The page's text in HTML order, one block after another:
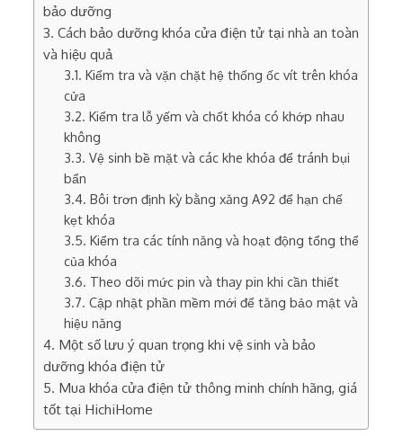
bảo dưỡng
Cách bảo dưỡng khóa cửa điện tử tại nhà an toàn
và hiệu quả
Kiểm tra và vặn chặt hệ thống ốc vít trên khóa
cửa
Kiểm tra lỗ yếm và chốt khóa có khớp nhau
không
Vệ sinh bề mặt và các khe khóa để tránh bụi
bẩn
Bôi trơn định kỳ bằng xăng A92 để hạn chế
kẹt khóa
Kiểm tra các tính năng và hoạt động tổng thể
của khóa
Theo dõi mức pin và thay pin khi cần thiết
Cập nhật phần mềm mới để tăng bảo mật và
hiệu năng
Một số lưu ý quan trọng khi vệ sinh và bảo
dưỡng khóa điện tử
Mua khóa cửa điện tử thông minh chính hãng, giá
tốt tại HichiHome